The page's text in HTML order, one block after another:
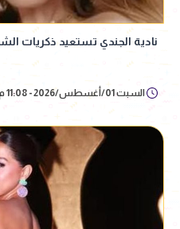
نادية الجندي تستعيد ذكريات
السبت 01/أغسطس/2026 - 11:08 م